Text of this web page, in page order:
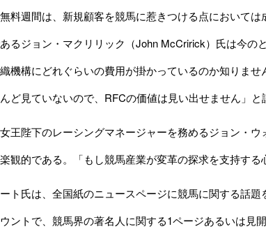
料週間は、新規顧客を競馬に惹きつける点において
るジョン・マクリリック（John McCririck）氏は今
機構にどれぐらいの費用が掛かっているのか知りま
ど見ていないので、RFCの価値は見い出せません」と
王陛下のレーシングマネージャーを務めるジョン・
観的である。「もし競馬産業が変革の探求を支持する
ト氏は、全国紙のニュースページに競馬に関する話題
ントで、競馬界の著名人に関する1ページあるいは見